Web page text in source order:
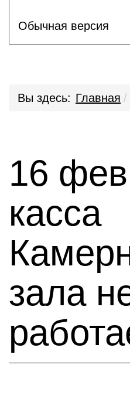
Обычная версия
Вы здесь: Главная
16
касса
зала